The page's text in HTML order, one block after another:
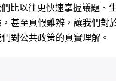
比以往更快速掌握議題、
甚至真假難辨，讓我們對
對公共政策的真實理解。